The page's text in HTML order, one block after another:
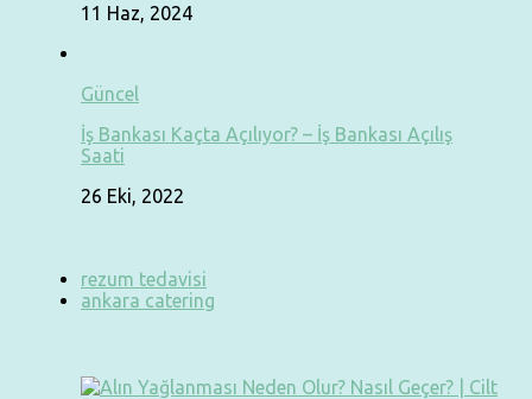
11 Haz, 2024
Güncel
İş Bankası Kaçta Açılıyor? – İş Bankası Açılış
Saati
26 Eki, 2022
rezum tedavisi
ankara catering